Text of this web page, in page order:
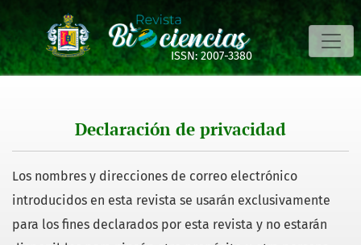
Declaración de privacidad
ISSN: 2007-3380
Declaración de privacidad
Los nombres y direcciones de correo electrónico
introducidos en esta revista se usarán exclusivamente
para los fines declarados por esta revista y no estarán